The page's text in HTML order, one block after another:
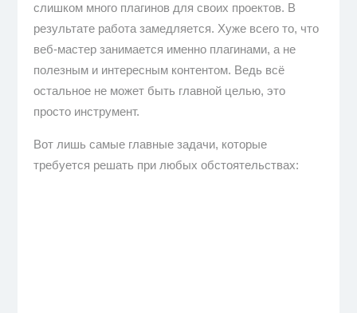
слишком много плагинов для своих проектов. В
результате работа замедляется. Хуже всего то, что
веб-мастер занимается именно плагинами, а не
полезным и интересным контентом. Ведь всё
остальное не может быть главной целью, это
просто инструмент.
Вот лишь самые главные задачи, которые
требуется решать при любых обстоятельствах: